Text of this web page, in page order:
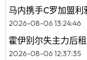
马内携手C罗加盟
2026-08-06 13:24:46
霍伊别尔失主力后
2026-08-06 12:37:35